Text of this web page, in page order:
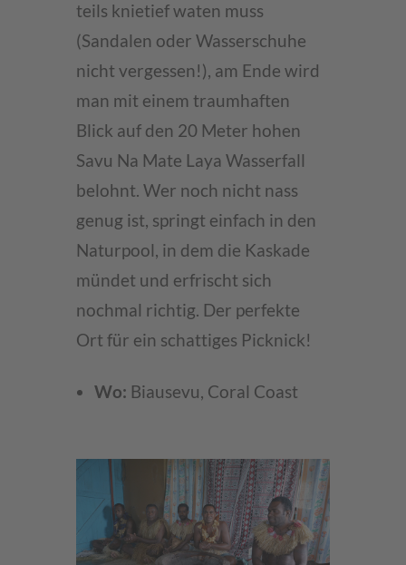
teils knietief waten muss
(Sandalen oder Wasserschuhe
nicht vergessen!), am Ende wird
man mit einem traumhaften
Blick auf den 20 Meter hohen
Savu Na Mate Laya Wasserfall
belohnt. Wer noch nicht nass
genug ist, springt einfach in den
Naturpool, in dem die Kaskade
mündet und erfrischt sich
nochmal richtig. Der perfekte
Ort für ein schattiges Picknick!
Wo: Biausevu, Coral Coast